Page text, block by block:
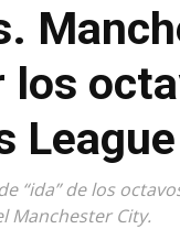
los
League
“ida” de los
Manchester City.